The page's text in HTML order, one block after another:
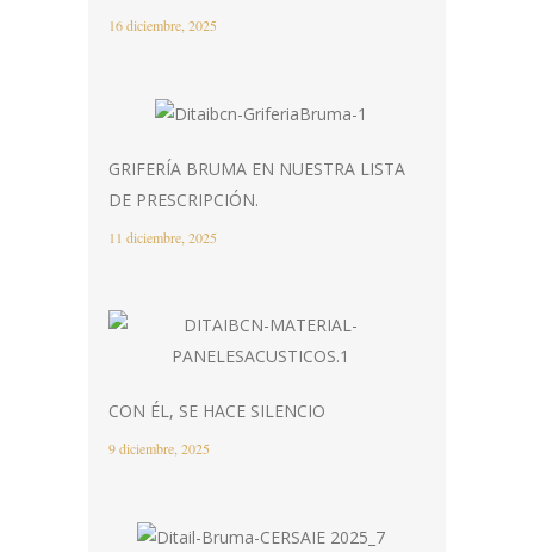
16 diciembre, 2025
GRIFERÍA BRUMA EN NUESTRA LISTA
DE PRESCRIPCIÓN.
11 diciembre, 2025
CON ÉL, SE HACE SILENCIO
9 diciembre, 2025